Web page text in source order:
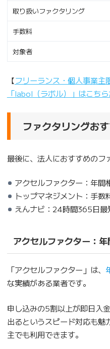
取り扱いファクタリング
手数料
対象者
【フリーランス・個人事業主
「labol（ラボル）」はこち
ファクタリングお
最後に、法人におすすめのフ
アクセルファクター：年
トップマネジメント：手
えんナビ：24時間365日
アクセルファクター：
「アクセルファクター」は、
な実績がある業者です。
申し込みの5割以上が即日入
出るというスピード対応も魅
主でも利用できます。